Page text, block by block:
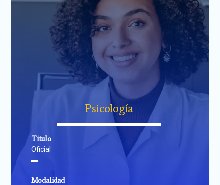
Psicología
▬▬▬▬▬▬▬▬▬▬▬▬▬▬
Titulo
Oficial
▬
Modalidad